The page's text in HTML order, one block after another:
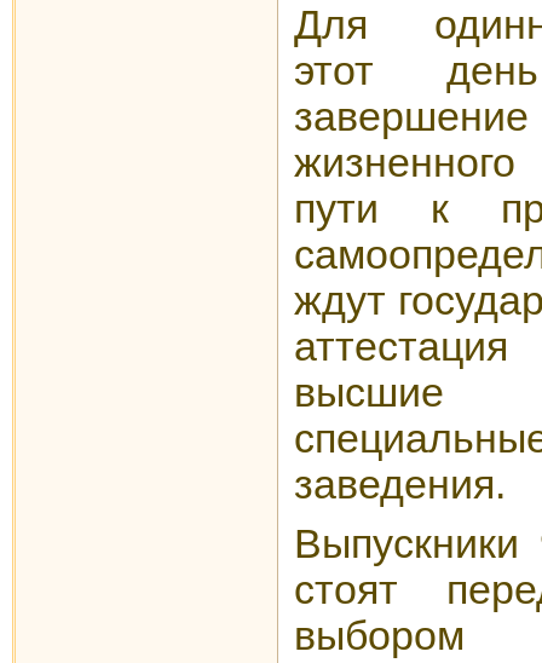
Для
этот
пути к
ждут
заведения.
Выпускники
стоят
выбором